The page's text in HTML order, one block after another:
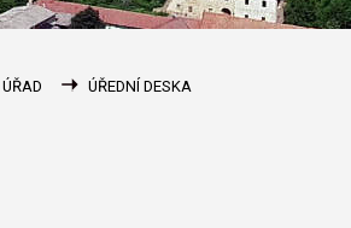
ÚŘAD ÚŘEDNÍ DESKA